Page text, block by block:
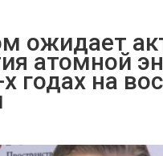
ожидает
атомной
годах на